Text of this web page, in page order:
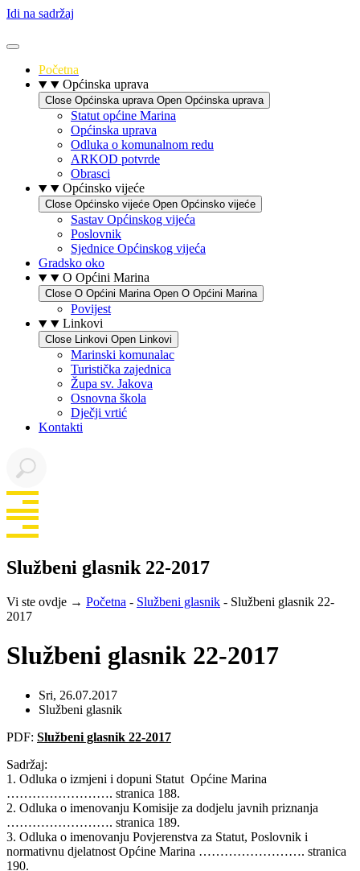
Idi na sadržaj
Početna
Općinska uprava
Close Općinska uprava Open Općinska uprava
Statut općine Marina
Općinska uprava
Odluka o komunalnom redu
ARKOD potvrde
Obrasci
Općinsko vijeće
Close Općinsko vijeće Open Općinsko vijeće
Sastav Općinskog vijeća
Poslovnik
Sjednice Općinskog vijeća
Gradsko oko
O Općini Marina
Close O Općini Marina Open O Općini Marina
Povijest
Linkovi
Close Linkovi Open Linkovi
Marinski komunalac
Turistička zajednica
Župa sv. Jakova
Osnovna škola
Dječji vrtić
Kontakti
Službeni glasnik 22-2017
Vi ste ovdje → Početna - Službeni glasnik - Službeni glasnik 22-
2017
Službeni glasnik 22-2017
Sri, 26.07.2017
Službeni glasnik
PDF: Službeni glasnik 22-2017
Sadržaj:
1. Odluka o izmjeni i dopuni Statut Općine Marina
……………………. stranica 188.
2. Odluka o imenovanju Komisije za dodjelu javnih priznanja
……………………. stranica 189.
3. Odluka o imenovanju Povjerenstva za Statut, Poslovnik i
normativnu djelatnost Općine Marina ……………………. stranica
190.